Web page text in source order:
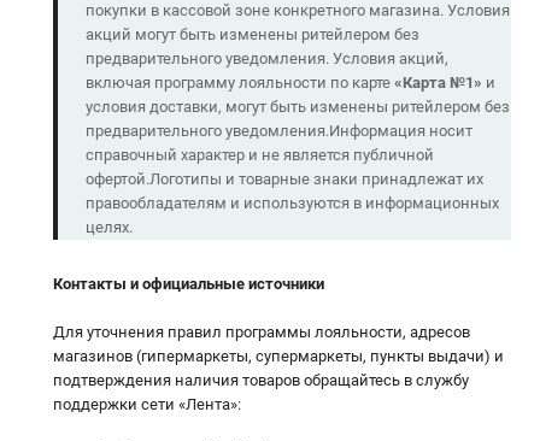
покупки в кассовой зоне конкретного магазина. Условия
акций могут быть изменены ритейлером без
предварительного уведомления. Условия акций,
включая программу лояльности по карте «Карта №1» и
условия доставки, могут быть изменены ритейлером без
предварительного уведомления.Информация носит
справочный характер и не является публичной
офертой.Логотипы и товарные знаки принадлежат их
правообладателям и используются в информационных
целях.
Контакты и официальные источники
Для уточнения правил программы лояльности, адресов
магазинов (гипермаркеты, супермаркеты, пункты выдачи) и
подтверждения наличия товаров обращайтесь в службу
поддержки сети «Лента»: